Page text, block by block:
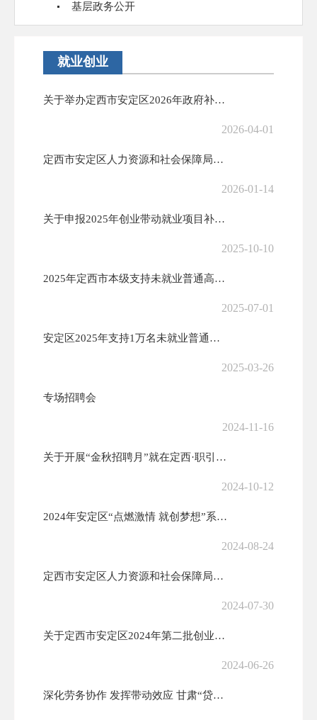
基层政务公开
就业创业
关于举办定西市安定区2026年政府补贴性职业技能培训班的通知
2026-04-01
定西市安定区人力资源和社会保障局关于开发基层农业服务类城镇公益性岗位...
2026-01-14
关于申报2025年创业带动就业项目补助的公告
2025-10-10
2025年定西市本级支持未就业普通高校毕业生暨雨露计划毕业生、脱贫家...
2025-07-01
安定区2025年支持1万名未就业普通高校毕业生到基层就业项目用工需求...
2025-03-26
专场招聘会
2024-11-16
关于开展“金秋招聘月”就在定西·职引未来─2024年大中城市联合招聘...
2024-10-12
2024年安定区“点燃激情 就创梦想”系列之“‘就’在夜市”专场招聘...
2024-08-24
定西市安定区人力资源和社会保障局关于招聘公益性岗位人员的公告
2024-07-30
关于定西市安定区2024年第二批创业培训三方询价结果公示
2024-06-26
深化劳务协作 发挥带动效应 甘肃“贷你创业”助力电商劳务品牌培育